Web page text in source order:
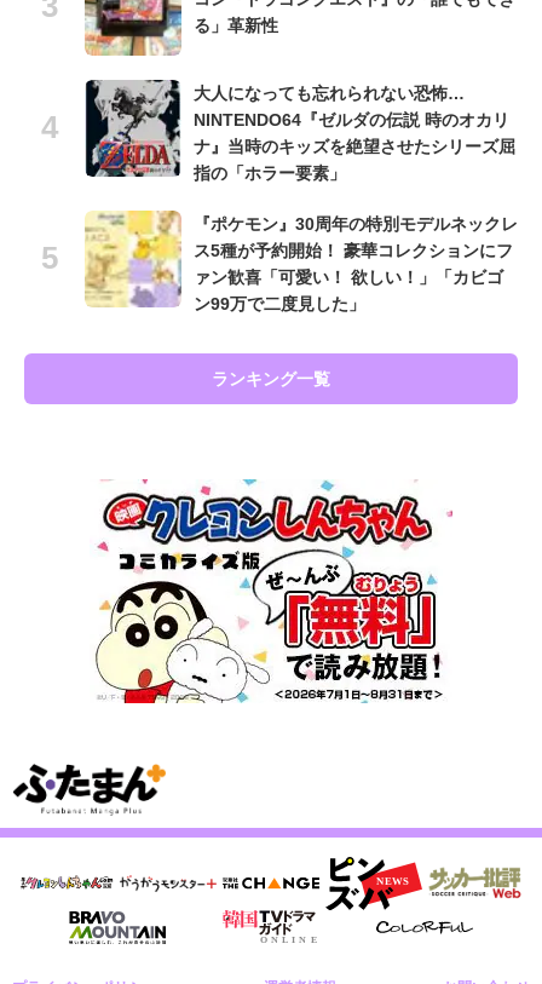
る」革新性
大人になっても忘れられない恐怖…
NINTENDO64『ゼルダの伝説 時のオカリ
ナ』当時のキッズを絶望させたシリーズ屈
指の「ホラー要素」
『ポケモン』30周年の特別モデルネックレ
ス5種が予約開始！ 豪華コレクションにフ
ァン歓喜「可愛い！ 欲しい！」「カビゴ
ン99万で二度見した」
ランキング一覧